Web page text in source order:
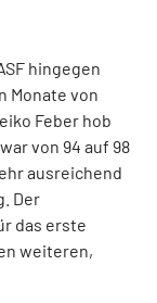
hingegen
Monate von
Feber hob
von 94 auf 98
ausreichend
Der
das erste
weiteren,